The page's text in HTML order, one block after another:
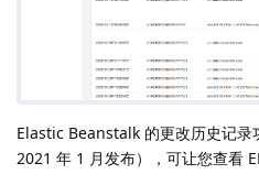
Elastic Beanstalk 的更改历史记录
2021 年 1 月发布），可让您查看